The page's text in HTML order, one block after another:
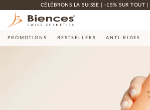
CÉLÉBRONS LA SUISSE | -15% SUR TOUT
PROMOTIONS BESTSELLERS ANTI-RIDES